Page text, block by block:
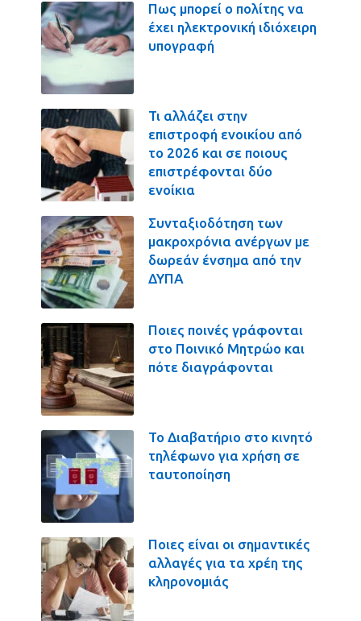
Πως μπορεί ο πολίτης να
έχει ηλεκτρονική ιδιόχειρη
υπογραφή
Τι αλλάζει στην
επιστροφή ενοικίου από
το 2026 και σε ποιους
επιστρέφονται δύο
ενοίκια
Συνταξιοδότηση των
μακροχρόνια ανέργων με
δωρεάν ένσημα από την
ΔΥΠΑ
Ποιες ποινές γράφονται
στο Ποινικό Μητρώο και
πότε διαγράφονται
Το Διαβατήριο στο κινητό
τηλέφωνο για χρήση σε
ταυτοποίηση
Ποιες είναι οι σημαντικές
αλλαγές για τα χρέη της
κληρονομιάς